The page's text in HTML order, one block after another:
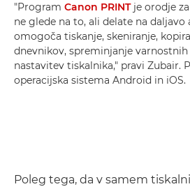
"Program Canon PRINTje orodje
ne glede na to, ali delate na
omogoča tiskanje, skeniranje,
dnevnikov, spreminjanje
nastavitev tiskalnika," pravi Zubair.
operacijska sistema Android in iOS.
Poleg tega, da v samem